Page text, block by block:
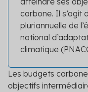
carbone. Il s’agit
pluriannuelle de
national
climatique
Les budgets
objectifs